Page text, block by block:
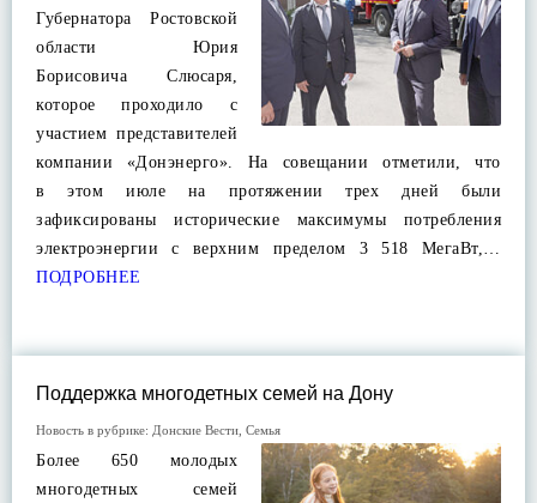
Губернатора Ростовской
области Юрия
Борисовича Слюсаря,
которое проходило с
участием представителей
компании «Донэнерго». На совещании отметили, что
в этом июле на протяжении трех дней были
зафиксированы исторические максимумы потребления
электроэнергии с верхним пределом 3 518 МегаВт,…
ПОДРОБНЕЕ
Поддержка многодетных семей на Дону
Новость в рубрике: Донские Вести Семья
Более 650 молодых
многодетных семей